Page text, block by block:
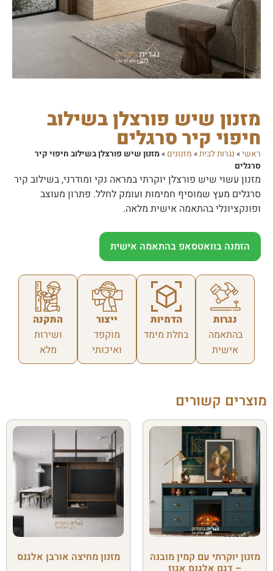
מזנון שיש פורצלן בשילוב
חיפוי קיר סרגלים
ראשי» נגרות לבית» מזנונים » מזנון שיש פורצלן בשילוב חיפוי קיר
סרגלים
מזנון עשוי שיש פורצלן יוקרתי במראה נקי ומודרני, בשילוב קיר
סרגלים מעץ שמוסיף חמימות ועומק לחלל. פתרון מעוצב
ופונקציונלי בהתאמה אישית מלאה.
הזמנה בוואטסאפ בהתאמה אישית
נגרות
בהתאמה
אישית
הדמיות
בתלת מימד
ייצור
מוקפד
ואיכותי
התקנה
ושירות
מלא
מוצרים קשורים
מזנון יוקרתי עם קמין מובנה מזנון מחיצה אורבן אלגנס